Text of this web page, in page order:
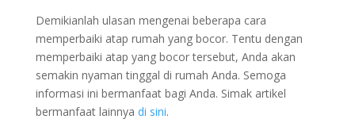
Demikianlah ulasan mengenai beberapa cara
memperbaiki atap rumah yang bocor. Tentu dengan
memperbaiki atap yang bocor tersebut, Anda akan
semakin nyaman tinggal di rumah Anda. Semoga
informasi ini bermanfaat bagi Anda. Simak artikel
bermanfaat lainnya di sini.